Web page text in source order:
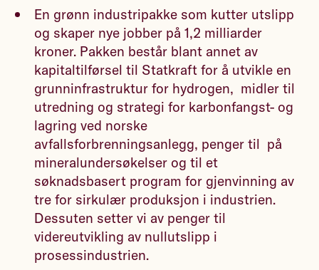
En grønn industripakke som kutter utslipp
og skaper nye jobber på 1,2 milliarder
kroner. Pakken består blant annet av
kapitaltilførsel til Statkraft for å utvikle en
grunninfrastruktur for hydrogen, midler til
utredning og strategi for karbonfangst- og
lagring ved norske
avfallsforbrenningsanlegg, penger til på
mineralundersøkelser og til et
søknadsbasert program for gjenvinning av
tre for sirkulær produksjon i industrien.
Dessuten setter vi av penger til
videreutvikling av nullutslipp i
prosessindustrien.